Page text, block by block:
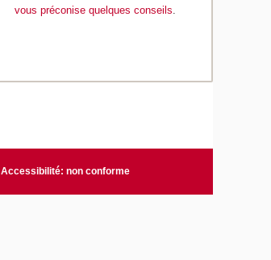
vous préconise quelques conseils
Accessibilité: non conforme